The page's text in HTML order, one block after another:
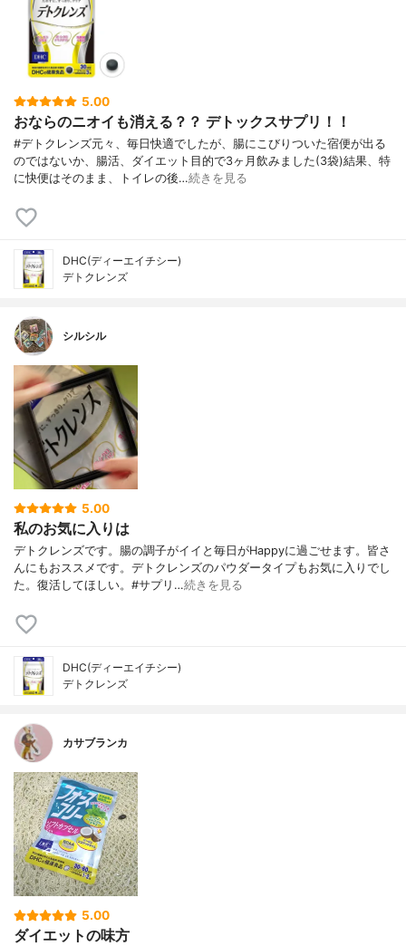
5.00
おならのニオイも消える？？ デトックスサプリ！！
#デトクレンズ元々、毎日快適でしたが、腸にこびりついた宿便が出る
のではないか、腸活、ダイエット目的で3ヶ月飲みました(3袋)結果、特
に快便はそのまま、トイレの後…続きを見る
DHC(ディーエイチシー)
デトクレンズ
シルシル
5.00
私のお気に入りは
デトクレンズです。腸の調子がイイと毎日がHappyに過ごせます。皆さ
んにもおススメです。デトクレンズのパウダータイプもお気に入りでし
た。復活してほしい。#サプリ…続きを見る
DHC(ディーエイチシー)
デトクレンズ
カサブランカ
5.00
ダイエットの味方